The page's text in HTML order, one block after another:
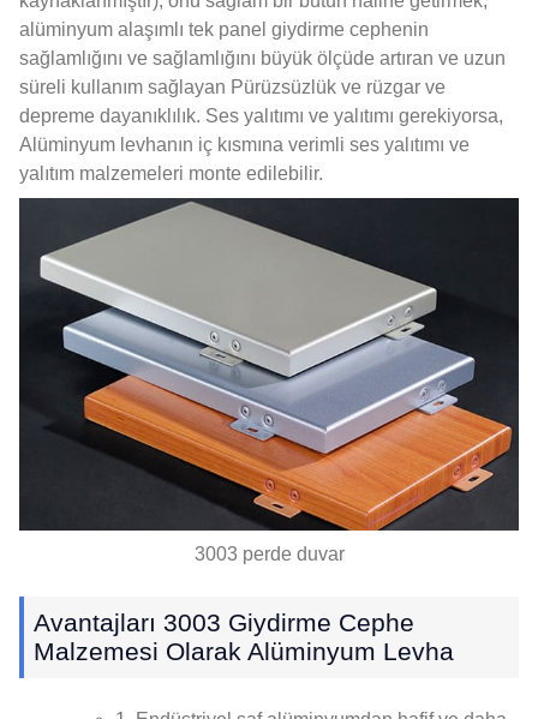
alüminyum alaşımlı tek panel giydirme cephenin
sağlamlığını ve sağlamlığını büyük ölçüde artıran ve uzun
süreli kullanım sağlayan Pürüzsüzlük ve rüzgar ve
depreme dayanıklılık. Ses yalıtımı ve yalıtımı gerekiyorsa,
Alüminyum levhanın iç kısmına verimli ses yalıtımı ve
yalıtım malzemeleri monte edilebilir.
3003 perde duvar
Avantajları 3003 Giydirme Cephe
Malzemesi Olarak Alüminyum Levha